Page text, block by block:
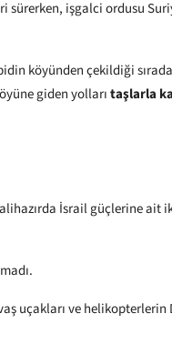
işgalci ordusu
köyünden çekildiği
giden yollarıtaşlarla
İsrail güçlerine ait
uçakları ve helikopterlerin